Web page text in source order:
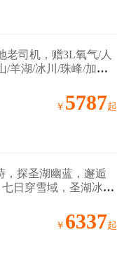
老司机，赠3L氧气/人
/羊湖/冰川/珠峰/加乌
￥ 5787起
，探圣湖幽蓝，邂逅
日穿雪域，圣湖冰川
￥ 6337起